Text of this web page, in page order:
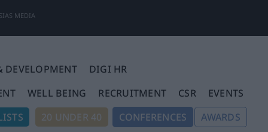
MEDIA
DEVELOPMENT
DIGI HR
WELL BEING RECRUITMENT CSR
EVENTS
20 UNDER 40 CONFERENCES AWARDS